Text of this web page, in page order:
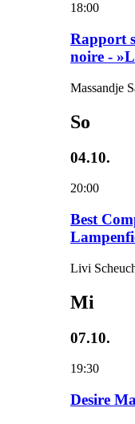
18:00
Rapport
noire -
Massandje
So
04.10.
20:00
Best
Livi
Mi
07.10.
19:30
Desire